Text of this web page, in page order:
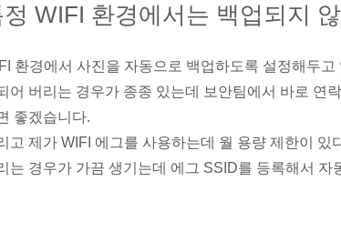
WIFI 환경에서는 백업되지
환경에서 사진을 자동으로 백업하도록 설정해두
어 버리는 경우가 종종 있는데 보안팀에서 바로 연
좋겠습니다.
고 제가 WIFI 에그를 사용하는데 월 용량 제한이
는 경우가 가끔 생기는데 에그 SSID를 등록해서 자